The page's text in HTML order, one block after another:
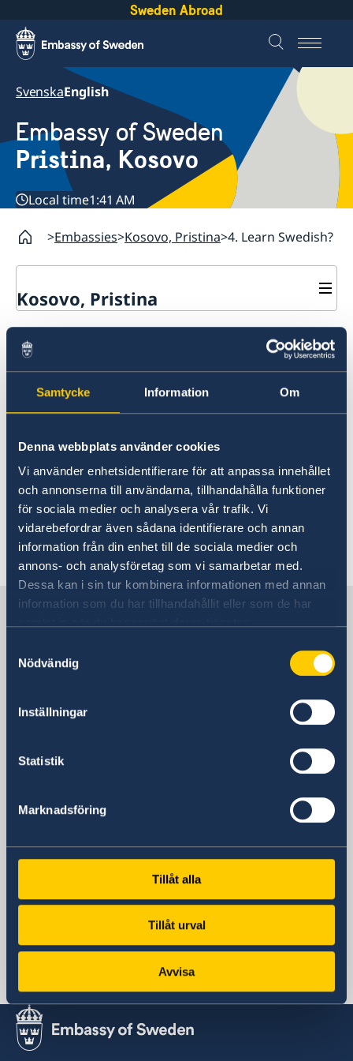
Samtycke Information Om
Denna webbplats använder cookies
Vi använder enhetsidentifierare för att anpassa innehållet
och annonserna till användarna, tillhandahålla funktioner
för sociala medier och analysera vår trafik. Vi
vidarebefordrar även sådana identifierare och annan
information från din enhet till de sociala medier och
annons- och analysföretag som vi samarbetar med.
Dessa kan i sin tur kombinera informationen med annan
information som du har tillhandahållit eller som de har
Nödvändig
Inställningar
Statistik
Marknadsföring
Tillåt alla
Tillåt urval
Avvisa
Sweden Abroad
SvenskaEnglish
Embassy of Sweden
Pristina, Kosovo
Local time1:41 AM
Embassies Kosovo, Pristina 4. Learn Swedish?
Kosovo, Pristina
About us
Ambassador
Vacancies
News
4. Learn Swedish?
Learn Swedish online from anywhere in the
world.Here
is a list of links to get you
Welcome toLearning Swedish
– a free
language course!
Last updated 11 Jan 2018, 4.52 PM
Sweden in Kosovo, Pristina
Embassy
Embassy of Sweden
Pejton
Embassy of Sweden
Pejton
Republic of Kosovo
Monday, Wednesday 10.00 - 11.00.
+383 38 245 795
ambassaden.pristina@gov.se